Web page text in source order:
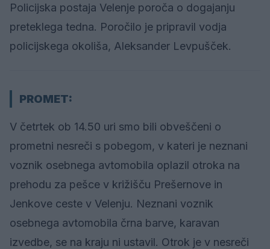
Policijska postaja Velenje poroča o dogajanju
preteklega tedna. Poročilo je pripravil vodja
policijskega okoliša, Aleksander Levpušček.
PROMET:
V četrtek ob 14.50 uri smo bili obveščeni o
prometni nesreči s pobegom, v kateri je neznani
voznik osebnega avtomobila oplazil otroka na
prehodu za pešce v križišču Prešernove in
Jenkove ceste v Velenju. Neznani voznik
osebnega avtomobila črna barve, karavan
izvedbe, se na kraju ni ustavil. Otrok je v nesreči